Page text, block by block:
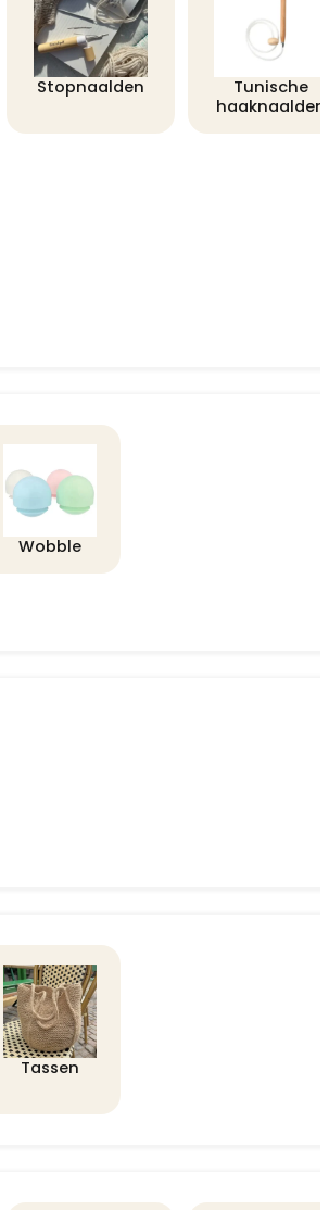
Stopnaalden
Tunische
haaknaalden
Wobble
Tassen